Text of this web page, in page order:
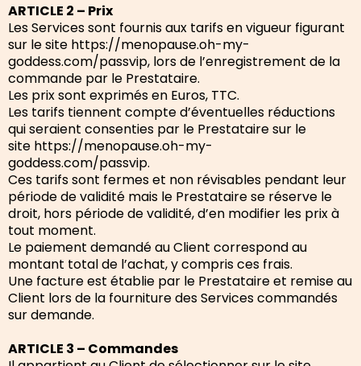
ARTICLE 2 – Prix
Les Services sont fournis aux tarifs en vigueur figurant
sur le site https://menopause.oh-my-
goddess.com/passvip, lors de l’enregistrement de la
commande par le Prestataire.
Les prix sont exprimés en Euros, TTC.
Les tarifs tiennent compte d’éventuelles réductions
qui seraient consenties par le Prestataire sur le
site https://menopause.oh-my-
goddess.com/passvip.
Ces tarifs sont fermes et non révisables pendant leur
période de validité mais le Prestataire se réserve le
droit, hors période de validité, d’en modifier les prix à
tout moment.
Le paiement demandé au Client correspond au
montant total de l’achat, y compris ces frais.
Une facture est établie par le Prestataire et remise au
Client lors de la fourniture des Services commandés
sur demande.
ARTICLE 3 – Commandes